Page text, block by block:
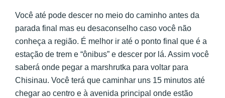
Você até pode descer no meio do caminho antes da
parada final mas eu desaconselho caso você não
conheça a região. É melhor ir até o ponto final que é a
estação de trem e “ônibus” e descer por lá. Assim você
saberá onde pegar a marshrutka para voltar para
Chisinau. Você terá que caminhar uns 15 minutos até
chegar ao centro e à avenida principal onde estão